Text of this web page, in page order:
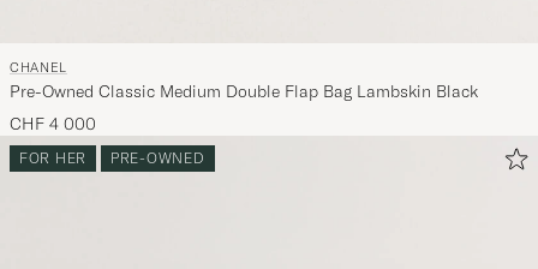
CHANEL
Pre-Owned Classic Medium Double Flap Bag Lambskin Black
CHF 4 000
FOR HER PRE-OWNED